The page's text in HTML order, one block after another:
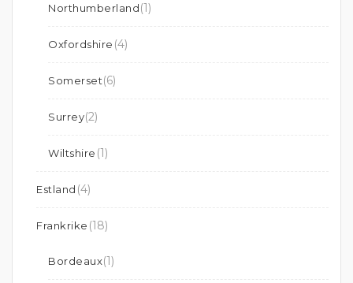
Northumberland(1)
Oxfordshire (4)
Somerset(6)
Surrey(2)
Wiltshire (1)
Estland (4)
Frankrike (18)
Bordeaux(1)